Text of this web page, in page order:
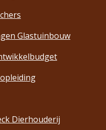
Glastuinbouw
Dierhouderij